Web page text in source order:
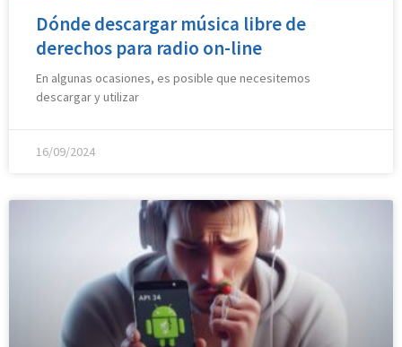
Dónde descargar música libre de
derechos para radio on-line
En algunas ocasiones, es posible que necesitemos
descargar y utilizar
16/09/2024